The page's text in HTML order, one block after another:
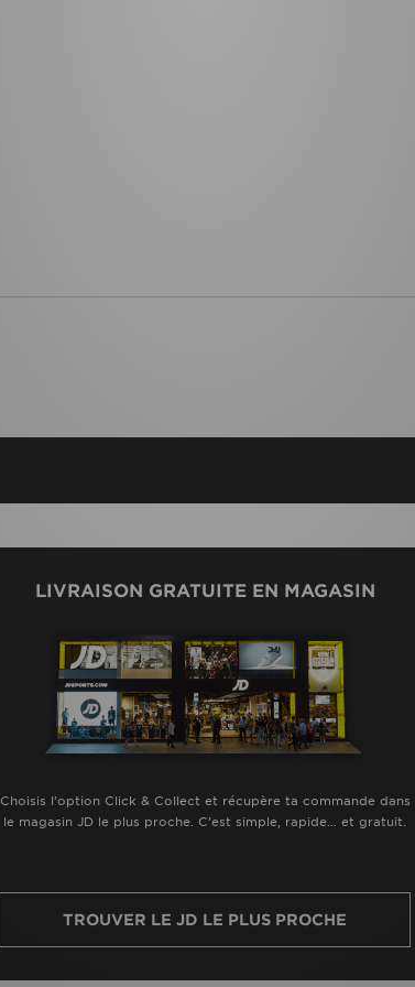
LIVRAISON GRATUITE EN MAGASIN
Choisis l’option Click & Collect et récupère ta commande dans
le magasin JD le plus proche. C’est simple, rapide… et gratuit.
TROUVER LE JD LE PLUS PROCHE